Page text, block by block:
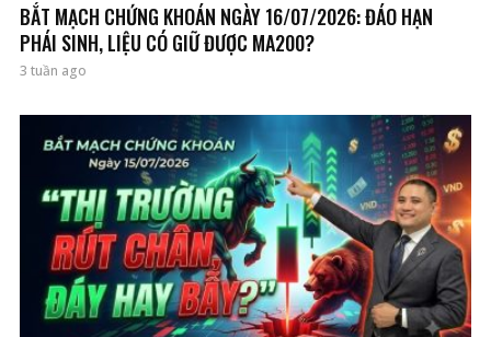
BẮT MẠCH CHỨNG KHOÁN NGÀY 16/07/2026: ĐÁO HẠN
PHÁI SINH, LIỆU CÓ GIỮ ĐƯỢC MA200?
3 tuần ago